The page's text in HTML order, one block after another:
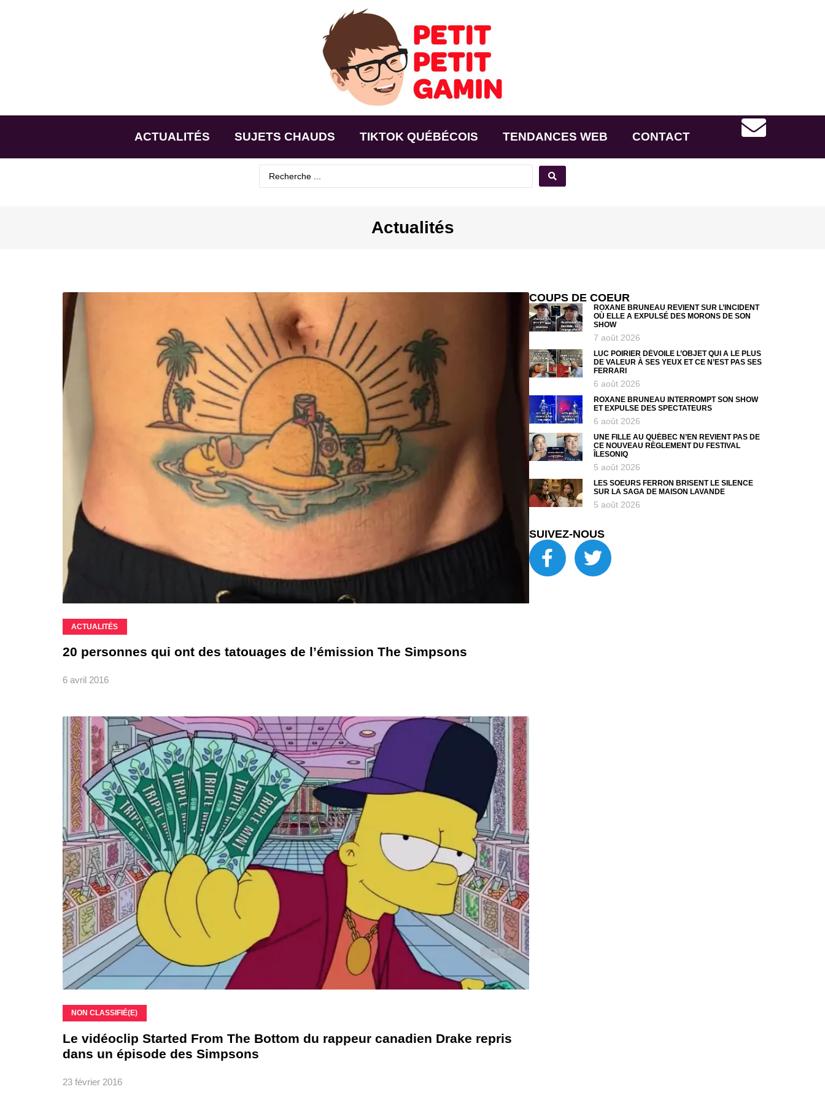
ACTUALITÉS SUJETS CHAUDS TIKTOK QUÉBÉCOIS TENDANCES WEB CONTACT
Actualités
ACTUALITÉS
20 personnes qui ont des tatouages de l’émission The Simpsons
6 avril 2016
NON CLASSIFIÉ(E)
Le vidéoclip Started From The Bottom du rappeur canadien Drake repris
dans un épisode des Simpsons
23 février 2016
COUPS DE COEUR
ROXANE BRUNEAU REVIENT SUR L’INCIDENT
OÙ ELLE A EXPULSÉ DES MORONS DE SON
SHOW
7 août 2026
LUC POIRIER DÉVOILE L’OBJET QUI A LE PLUS
DE VALEUR À SES YEUX ET CE N’EST PAS SES
FERRARI
6 août 2026
ROXANE BRUNEAU INTERROMPT SON SHOW
ET EXPULSE DES SPECTATEURS
6 août 2026
UNE FILLE AU QUÉBEC N’EN REVIENT PAS DE
CE NOUVEAU RÈGLEMENT DU FESTIVAL
ÎLESONIQ
5 août 2026
LES SOEURS FERRON BRISENT LE SILENCE
SUR LA SAGA DE MAISON LAVANDE
5 août 2026
SUIVEZ-NOUS